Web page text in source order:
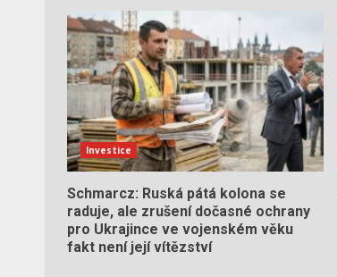
Investice
Schmarcz: Ruská pátá kolona se
raduje, ale zrušení dočasné ochrany
pro Ukrajince ve vojenském věku
fakt není její vítězství